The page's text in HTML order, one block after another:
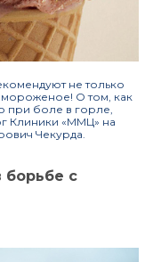
не только
мороженое! О том, как
при боле в горле,
Клиники «ММЦ» на
Чекурда.
с